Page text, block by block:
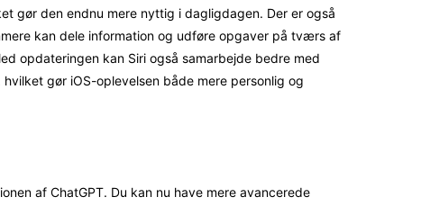
gør den endnu mere nyttig i dagligdagen. Der er også
kan dele information og udføre opgaver på tværs af
opdateringen kan Siri også samarbejde bedre med
gør iOS-oplevelsen både mere personlig og
af ChatGPT. Du kan nu have mere avancerede